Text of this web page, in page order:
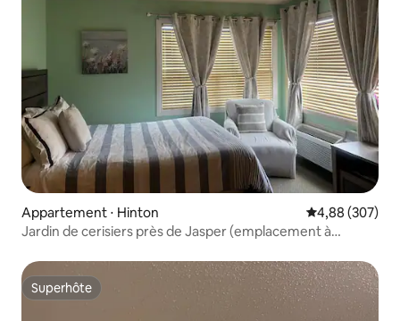
Appartement ⋅ Hinton Évaluation
4,88 (307)
Jardin de cerisiers près de Jasper (emplacement à
Superhôte
Superhôte